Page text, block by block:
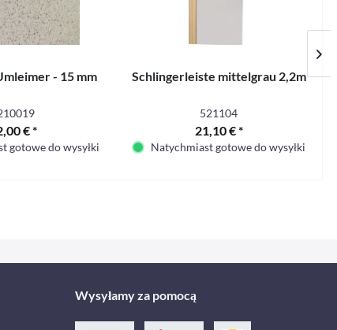
- 15 mm
€ *
gotowe do wysyłki
Schlingerleiste mittelgrau 2,2m
521104
21,10 € *
Natychmiast gotowe do wysyłki
Wysyłamy za pomocą